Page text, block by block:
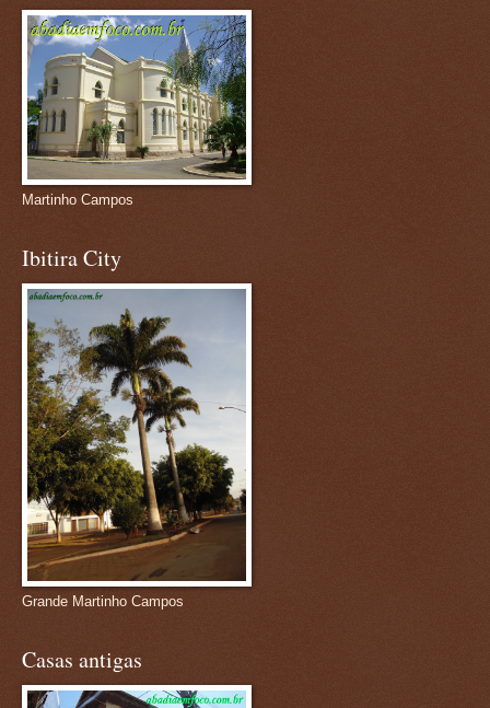
Martinho Campos
Ibitira City
Grande Martinho Campos
Casas antigas